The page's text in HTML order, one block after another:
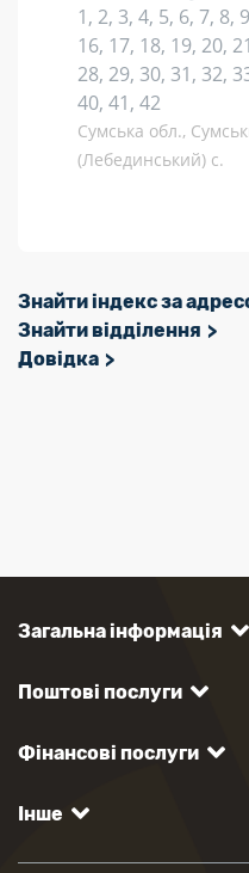
1, 2, 3, 4, 5, 6, 7, 8,
16, 17, 18, 19, 20,
28, 29, 30, 31, 32,
40, 41, 42
Сумська обл.,
(Лебединський) с.
Знайти індекс за
Знайти відділення
Довідка
Загальна інформація
Поштові послуги
Фінансові послуги
Інше